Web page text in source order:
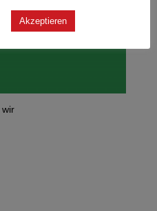
Akzeptieren